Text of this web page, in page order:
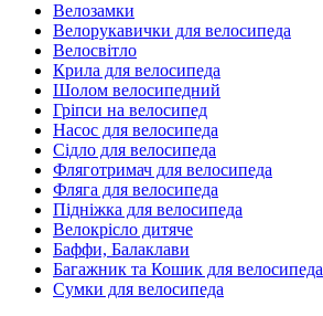
Велозамки
Велорукавички для велосипеда
Велосвітло
Крила для велосипеда
Шолом велосипедний
Гріпси на велосипед
Насос для велосипеда
Сідло для велосипеда
Фляготримач для велосипеда
Фляга для велосипеда
Підніжка для велосипеда
Велокрісло дитяче
Баффи, Балаклави
Багажник та Кошик для велосипеда
Cумки для велосипеда